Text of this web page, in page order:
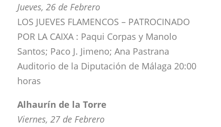
Jueves, 26 de Febrero
LOS JUEVES FLAMENCOS – PATROCINADO
POR LA CAIXA : Paqui Corpas y Manolo
Santos; Paco J. Jimeno; Ana Pastrana
Auditorio de la Diputación de Málaga 20:00
horas
Alhaurín de la Torre
Viernes, 27 de Febrero